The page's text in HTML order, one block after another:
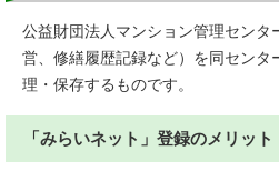
公益財団法人マンション管理セン
営、修繕履歴記録など）を同セン
理・保存するものです。
「みらいネット」登録のメリット